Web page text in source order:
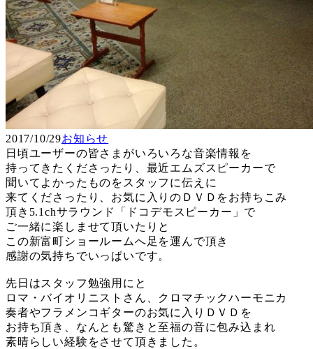
2017/10/29お知らせ
日頃ユーザーの皆さまがいろいろな音楽情報を
持ってきたくださったり、最近エムズスピーカーで
聞いてよかったものをスタッフに伝えに
来てくださったり、お気に入りのＤＶＤをお持ちこみ
頂き5.1chサラウンド「ドコデモスピーカー」で
ご一緒に楽しませて頂いたりと
この新富町ショールームへ足を運んで頂き
感謝の気持ちでいっぱいです。
先日はスタッフ勉強用にと
ロマ・バイオリニストさん、クロマチックハーモニカ
奏者やフラメンコギターのお気に入りＤＶＤを
お持ち頂き、なんとも驚きと至福の音に包み込まれ
素晴らしい経験をさせて頂きました。